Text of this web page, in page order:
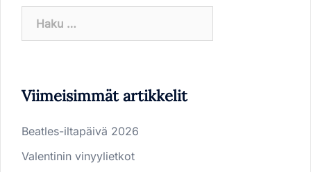
Viimeisimmät artikkelit
Beatles-iltapäivä 2026
Valentinin vinyylietkot